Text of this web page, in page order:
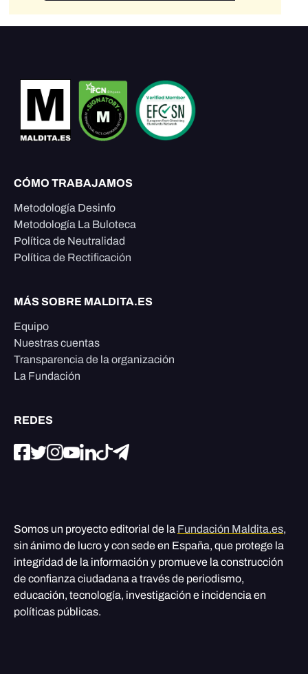
CÓMO TRABAJAMOS
Metodología Desinfo
Metodología La Buloteca
Política de Neutralidad
Política de Rectificación
MÁS SOBRE MALDITA.ES
Equipo
Nuestras cuentas
Transparencia de la organización
La Fundación
REDES
Somos un proyecto editorial de la Fundación Maldita.es,
sin ánimo de lucro y con sede en España, que protege la
integridad de la información y promueve la construcción
de confianza ciudadana a través de periodismo,
educación, tecnología, investigación e incidencia en
políticas públicas.